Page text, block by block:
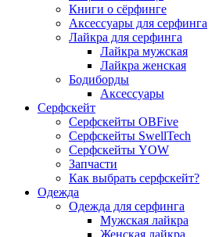
Книги о сёрфинге
Аксессуары для серфинга
Лайкра для серфинга
Лайкра мужская
Лайкра женская
Бодиборды
Аксессуары
Серфскейт
Серфскейты OBFive
Серфскейты SwellTech
Серфскейты YOW
Запчасти
Как выбрать серфскейт?
Одежда
Одежда для серфинга
Мужская лайкра
Женская лайкра